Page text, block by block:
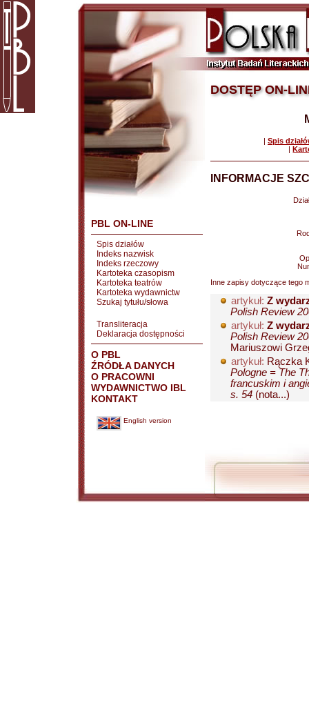
PBL ON-LINE
Spis działów
Indeks nazwisk
Indeks rzeczowy
Kartoteka czasopism
Kartoteka teatrów
Kartoteka wydawnictw
Szukaj tytułu/słowa
Transliteracja
Deklaracja dostępności
O PBL
ŹRÓDŁA DANYCH
O PRACOWNI
WYDAWNICTWO IBL
KONTAKT
English version
DOSTĘP ON-
| Spis
|
INFORMACJE
Inne zapisy dotyczące tego
artykuł: Z
Polish Review
artykuł: Z
Polish Review
Mariuszowi
artykuł: Rączka
Pologne = The
francuskim i
s. 54 (nota...)